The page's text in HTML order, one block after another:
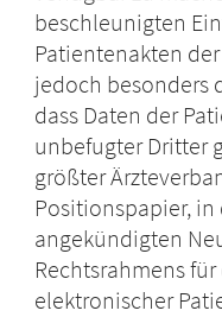
beschleunigten
Patientenakten
jedoch besonders
dass Daten der
unbefugter Dritter
größter
Positionspapier,
angekündigten
Rechtsrahmens
elektronischer